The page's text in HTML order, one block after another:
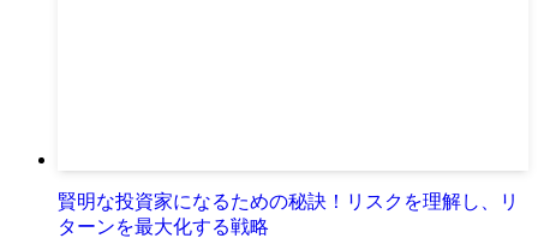
賢明な投資家になるための秘訣！リスクを理解し、リ
ターンを最大化する戦略